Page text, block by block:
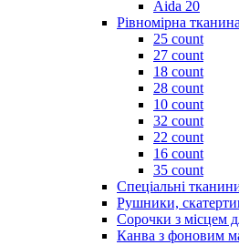
Aida 20
Рівномірна тканина
25 count
27 count
18 count
28 count
10 count
32 count
22 count
16 count
35 count
Спеціальні
Рушники,
Сорочки з місцем
Канва з фоновим